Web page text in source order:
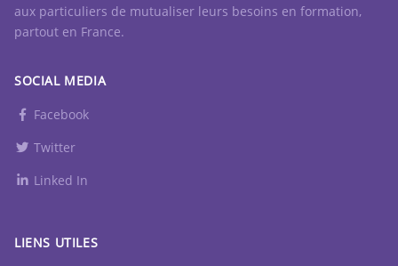
aux particuliers de mutualiser leurs besoins en formation,
partout en France.
SOCIAL MEDIA
Facebook
Twitter
Linked In
LIENS UTILES